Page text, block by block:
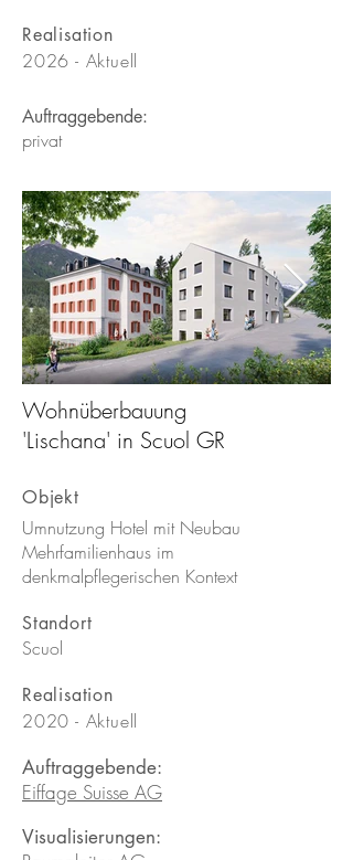
Realisation
2026 - Aktuell
Auftraggebende:
privat
neubau-umbau-wub-
lischana-scuol-peter-
moor-architekten-ag-
meilen-2.jpg
Wohnüberbauung
'Lischana' in Scuol GR
Objekt
Umnutzung Hotel mit Neubau
Mehrfamilienhaus im
denkmalpflegerischen Kontext
Standort
Scuol
Realisation
2020 - Aktuell
Auftraggebende:
Eiffage Suisse AG
Visualisierungen: